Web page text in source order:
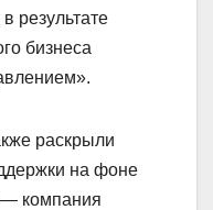
результате
бизнеса
раскрыли
на фоне
— компания